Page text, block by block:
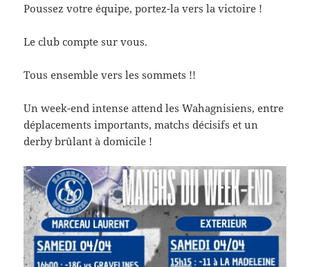
Poussez votre équipe, portez-la vers la victoire !
Le club compte sur vous.
Tous ensemble vers les sommets !!
Un week-end intense attend les Wahagnisiens, entre
déplacements importants, matchs décisifs et un
derby brûlant à domicile !